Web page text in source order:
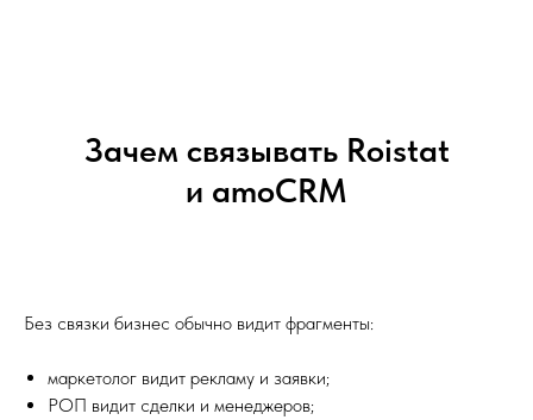
Зачем связывать Roistat
и amoCRM
Без связки бизнес обычно видит фрагменты:
маркетолог видит рекламу и заявки;
РОП видит сделки и менеджеров;